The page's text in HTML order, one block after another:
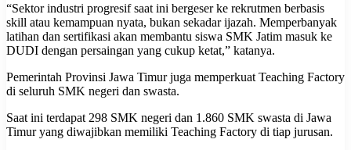
“Sektor industri progresif saat ini bergeser ke rekrutmen berbasis
skill atau kemampuan nyata, bukan sekadar ijazah. Memperbanyak
latihan dan sertifikasi akan membantu siswa SMK Jatim masuk ke
DUDI dengan persaingan yang cukup ketat,” katanya.
Pemerintah Provinsi Jawa Timur juga memperkuat Teaching Factory
di seluruh SMK negeri dan swasta.
Saat ini terdapat 298 SMK negeri dan 1.860 SMK swasta di Jawa
Timur yang diwajibkan memiliki Teaching Factory di tiap jurusan.